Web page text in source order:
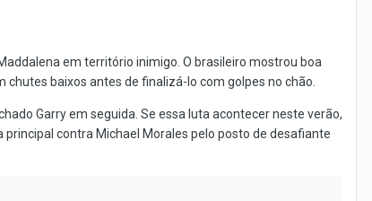
em território inimigo. O brasileiro mostrou boa
baixos antes de finalizá-lo com golpes no chão.
Garry em seguida. Se essa luta acontecer neste verão,
contra Michael Morales pelo posto de desafiante